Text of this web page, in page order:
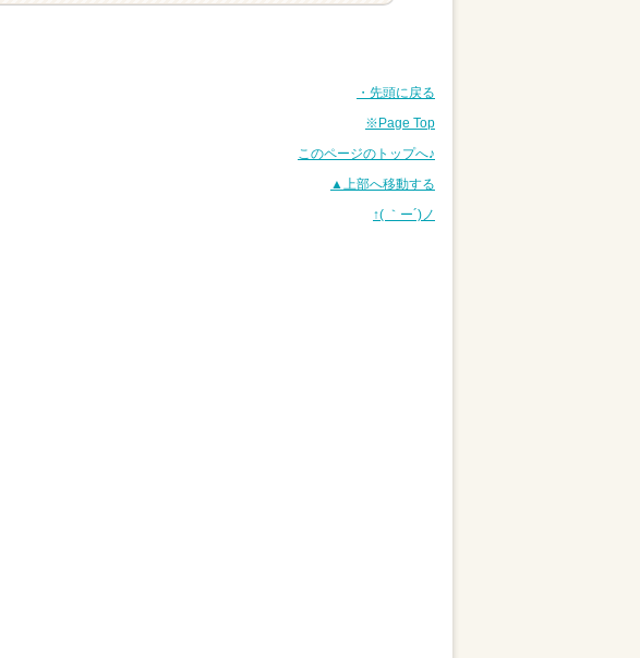
・先頭に戻る
※Page Top
このページのトップへ♪
▲上部へ移動する
↑( ｀ー´)ノ